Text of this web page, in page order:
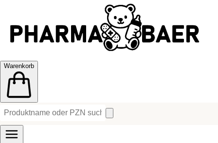
Warenkorb